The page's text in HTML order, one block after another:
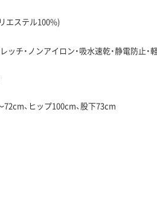
エステル100%)
ッチ・ノンアイロン・吸水速乾・静電防止・
72cm、ヒップ100cm、股下73cm